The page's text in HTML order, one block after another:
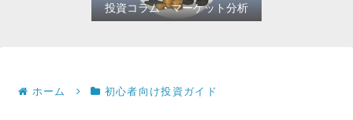
投資コラム・マーケット分析
ホーム 初心者向け投資ガイド